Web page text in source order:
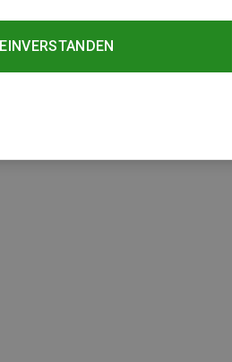
EINVERSTANDEN